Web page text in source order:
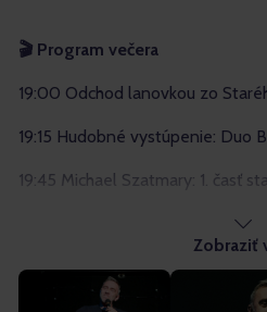
🎬 Program večera
19:00 Odchod lanovkou zo
19:15 Hudobné vystúpenie: Duo
19:45 Michael Szatmary: 1. časť
20:15 Hudobné vystúpenie: Duo
20:45 Michael Szatmary: 2. časť
Zobraziť